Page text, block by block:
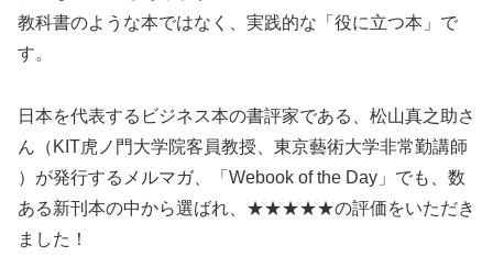
教科書のような本ではなく、実践的な「役に立つ本」で
す。
日本を代表するビジネス本の書評家である、松山真之助さ
ん（KIT虎ノ門大学院客員教授、東京藝術大学非常勤講師
）が発行するメルマガ、「Webook of the Day」でも、数
ある新刊本の中から選ばれ、★★★★★の評価をいただき
ました！